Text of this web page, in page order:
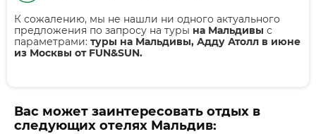
К сожалению, мы не нашли ни одного актуального
предложения по запросу на туры на Мальдивы с
параметрами: туры на Мальдивы, Адду Атолл в июне
из Москвы от FUN&SUN.
Вас может заинтересовать отдых в
следующих отелях Мальдив: